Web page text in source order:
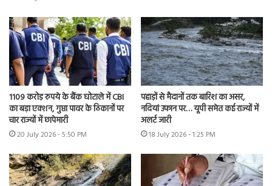
1109 करोड़ रुपये के बैंक घोटाले में CBI
का बड़ा एक्शन, गुप्ता पावर के ठिकानों पर
चार राज्यों में छापेमारी
20 July 2026 - 5:50 PM
पहाड़ों से मैदानों तक बारिश का असर,
नदियां उफान पर… यूपी समेत कई राज्यों में
अलर्ट जारी
18 July 2026 - 1:25 PM